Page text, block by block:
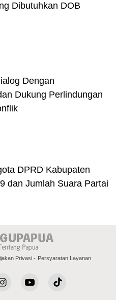
Dibutuhkan DOB
Dengan
Dukung Perlindungan
DPRD Kabupaten
dan Jumlah Suara Partai
Privasi Persyaratan Layanan